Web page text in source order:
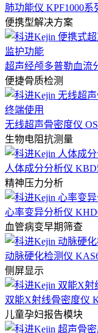
肺功能仪 KPF1000系
便携型解决方案
超声经颅多普勒血流
便捷骨质检测
无线超声骨密度仪
生物电阻抗测量
人体成分分析仪
精神压力分析
心率变异分析仪
血管病变早期筛查
动脉硬化检测仪
侧屏显示
双能X射线骨密度仪
儿童孕妇报告模块